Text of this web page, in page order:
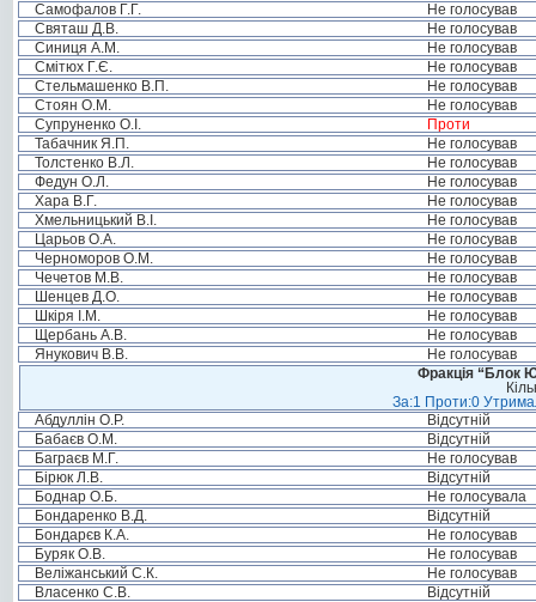
Самофалов Г.Г.
Не голосував
Святаш Д.В.
Не голосував
Синиця А.М.
Не голосував
Смітюх Г.Є.
Не голосував
Стельмашенко В.П.
Не голосував
Стоян О.М.
Не голосував
Супруненко О.І.
Проти
Табачник Я.П.
Не голосував
Толстенко В.Л.
Не голосував
Федун О.Л.
Не голосував
Хара В.Г.
Не голосував
Хмельницький В.І.
Не голосував
Царьов О.А.
Не голосував
Черноморов О.М.
Не голосував
Чечетов М.В.
Не голосував
Шенцев Д.О.
Не голосував
Шкіря І.М.
Не голосував
Щербань А.В.
Не голосував
Янукович В.В.
Не голосував
Фракція “Блок
За:1 Проти:0
Абдуллін О.Р.
Відсутній
Бабаєв О.М.
Відсутній
Баграєв М.Г.
Не голосував
Бірюк Л.В.
Відсутній
Боднар О.Б.
Не голосувала
Бондаренко В.Д.
Відсутній
Бондарєв К.А.
Не голосував
Буряк О.В.
Не голосував
Веліжанський С.К.
Не голосував
Власенко С.В.
Відсутній